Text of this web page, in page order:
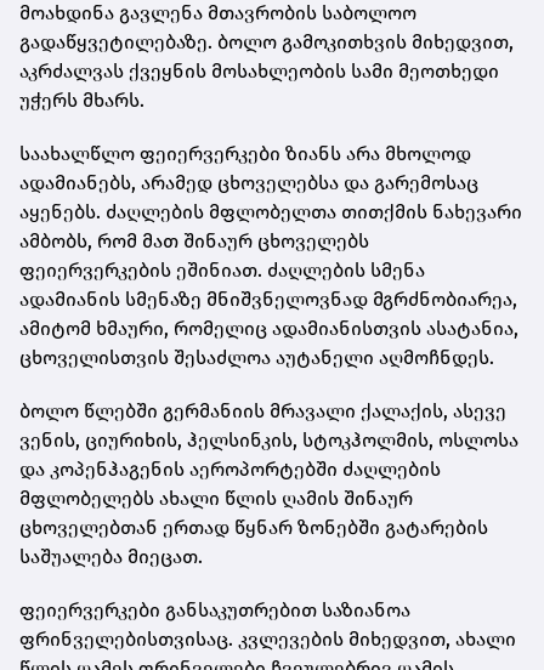
მოახდინა გავლენა მთავრობის საბოლოო
გადაწყვეტილებაზე. ბოლო გამოკითხვის მიხედვით,
აკრძალვას ქვეყნის მოსახლეობის სამი მეოთხედი
უჭერს მხარს.
საახალწლო ფეიერვერკები ზიანს არა მხოლოდ
ადამიანებს, არამედ ცხოველებსა და გარემოსაც
აყენებს. ძაღლების მფლობელთა თითქმის ნახევარი
ამბობს, რომ მათ შინაურ ცხოველებს
ფეიერვერკების ეშინიათ. ძაღლების სმენა
ადამიანის სმენაზე მნიშვნელოვნად მგრძნობიარეა,
ამიტომ ხმაური, რომელიც ადამიანისთვის ასატანია,
ცხოველისთვის შესაძლოა აუტანელი აღმოჩნდეს.
ბოლო წლებში გერმანიის მრავალი ქალაქის, ასევე
ვენის, ციურიხის, ჰელსინკის, სტოკჰოლმის, ოსლოსა
და კოპენჰაგენის აეროპორტებში ძაღლების
მფლობელებს ახალი წლის ღამის შინაურ
ცხოველებთან ერთად წყნარ ზონებში გატარების
საშუალება მიეცათ.
ფეიერვერკები განსაკუთრებით საზიანოა
ფრინველებისთვისაც. კვლევების მიხედვით, ახალი